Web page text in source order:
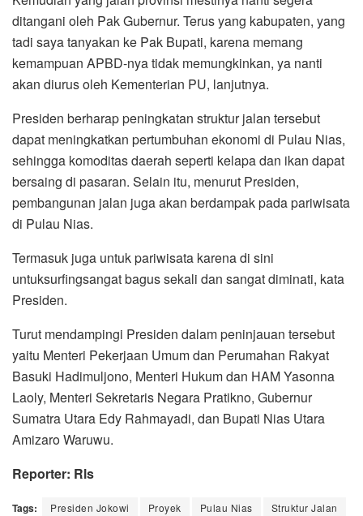
ditangani oleh Pak Gubernur. Terus yang kabupaten, yang
tadi saya tanyakan ke Pak Bupati, karena memang
kemampuan APBD-nya tidak memungkinkan, ya nanti
akan diurus oleh Kementerian PU, lanjutnya.
Presiden berharap peningkatan struktur jalan tersebut
dapat meningkatkan pertumbuhan ekonomi di Pulau Nias,
sehingga komoditas daerah seperti kelapa dan ikan dapat
bersaing di pasaran. Selain itu, menurut Presiden,
pembangunan jalan juga akan berdampak pada pariwisata
di Pulau Nias.
Termasuk juga untuk pariwisata karena di sini
untuksurfingsangat bagus sekali dan sangat diminati, kata
Presiden.
Turut mendampingi Presiden dalam peninjauan tersebut
yaitu Menteri Pekerjaan Umum dan Perumahan Rakyat
Basuki Hadimuljono, Menteri Hukum dan HAM Yasonna
Laoly, Menteri Sekretaris Negara Pratikno, Gubernur
Sumatra Utara Edy Rahmayadi, dan Bupati Nias Utara
Amizaro Waruwu.
Reporter: Rls
Tags: Presiden Jokowi Proyek Pulau Nias Struktur Jalan